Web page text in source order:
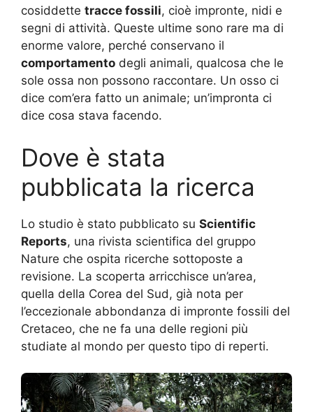
cosiddette tracce fossili, cioè impronte, nidi e
segni di attività. Queste ultime sono rare ma di
enorme valore, perché conservano il
comportamento degli animali, qualcosa che le
sole ossa non possono raccontare. Un osso ci
dice com’era fatto un animale; un’impronta ci
dice cosa stava facendo.
Dove è stata
pubblicata la ricerca
Lo studio è stato pubblicato su Scientific
Reports, una rivista scientifica del gruppo
Nature che ospita ricerche sottoposte a
revisione. La scoperta arricchisce un’area,
quella della Corea del Sud, già nota per
l’eccezionale abbondanza di impronte fossili del
Cretaceo, che ne fa una delle regioni più
studiate al mondo per questo tipo di reperti.